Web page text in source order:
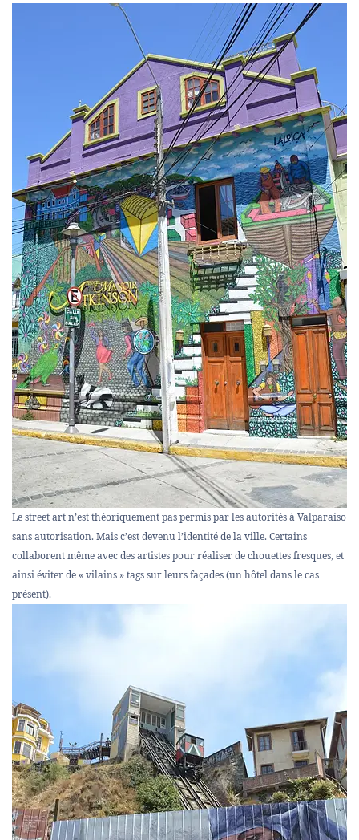
Le street art n’est théoriquement pas permis par les autorités à Valparaiso
sans autorisation. Mais c’est devenu l’identité de la ville. Certains
collaborent même avec des artistes pour réaliser de chouettes fresques, et
ainsi éviter de « vilains » tags sur leurs façades (un hôtel dans le cas
présent).